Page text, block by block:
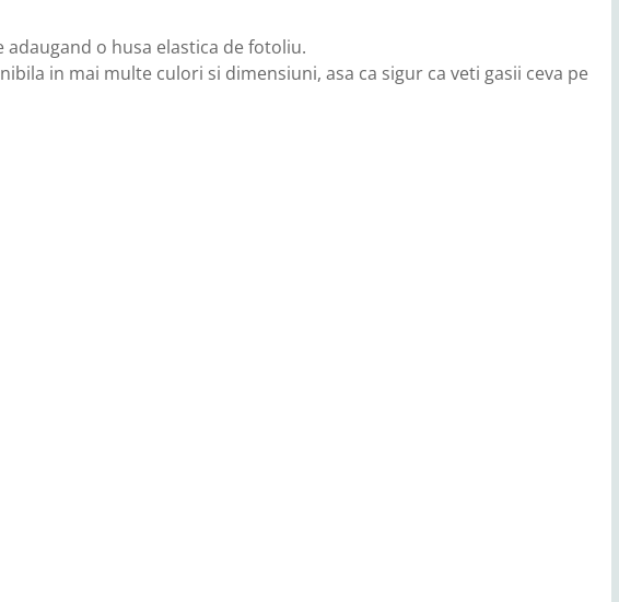
o husa elastica de fotoliu.
in mai multe culori si dimensiuni, asa ca sigur ca veti gasii ceva pe